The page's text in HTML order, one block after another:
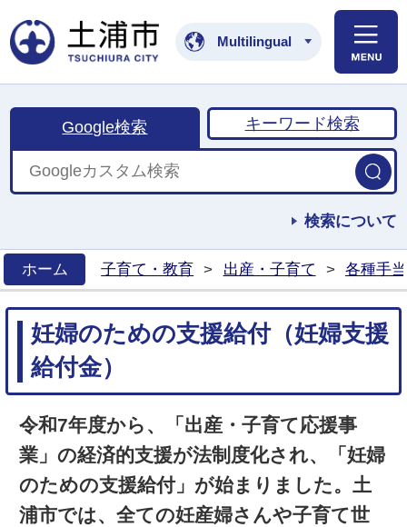
土浦市公式ホームペ
Multilingual
Google検索 キーワード検索
検索について
ホーム
子育て・教育 > 出産・子育て > 各種手
妊婦のための支援給付（妊婦支援
給付金）
令和7年度から、「出産・子育て応援事
業」の経済的支援が法制度化され、「妊婦
のための支援給付」が始まりました。土
浦市では、全ての妊産婦さんや子育て世